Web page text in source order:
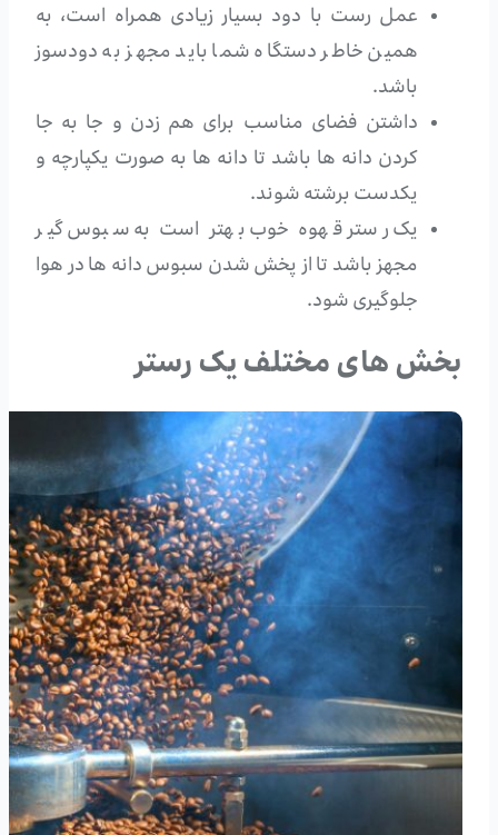
عمل رست با دود بسیار زیادی همراه است، به
همین خاطر دستگاه شما باید مجهز به دودسوز
باشد.
داشتن فضای مناسب برای هم زدن و جا به جا
کردن دانه ها باشد تا دانه ها به صورت یکپارچه و
یکدست برشته شوند.
یک رستر قهوه خوب بهتر است به سبوس گیر
مجهز باشد تا از پخش شدن سبوس دانه ها در هوا
جلوگیری شود.
بخش های مختلف یک رستر